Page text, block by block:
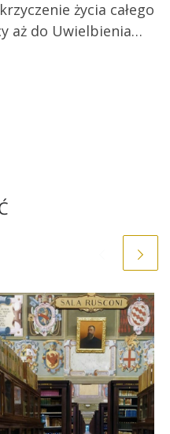
życia całego
aż do Uwielbienia…